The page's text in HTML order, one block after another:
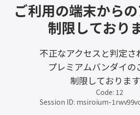
ご利用の端末から
制限しており
不正なアクセスと判定さ
プレミアムバンダイの
制限しております
Code: 12
Session ID: msiroium-